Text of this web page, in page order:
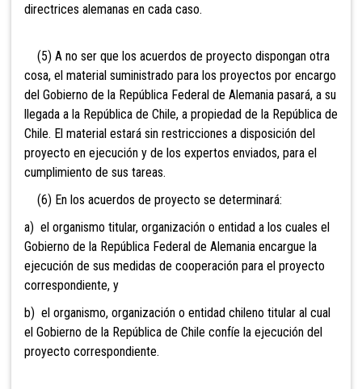
directrices alemanas en cada caso.
(5) A no ser que los acuerdos de proyecto dispongan otra
cosa, el material suministrado para los proyectos por encargo
del Gobierno de la República Federal de Alemania pasará, a su
llegada a la República de Chile, a propiedad de la República de
Chile. El material estará sin restricciones a disposición del
proyecto en ejecución y de los expertos enviados, para el
cumplimiento de sus tareas.
(6) En los acuerdos de proyecto se determinará:
a) el organismo titular, organización o entidad a los cuales el
Gobierno de la República Federal de Alemania encargue la
ejecución de sus medidas de cooperación para el proyecto
correspondiente, y
b) el organismo, organización o entidad chileno titular al cual
el Gobierno de la República de Chile confíe la ejecución del
proyecto correspondiente.